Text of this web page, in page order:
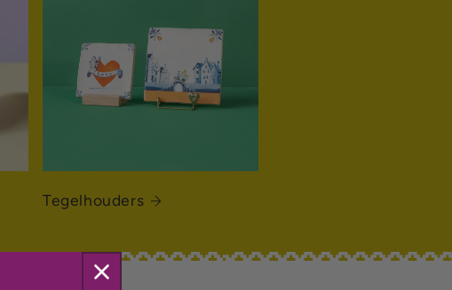
Tegelhouders